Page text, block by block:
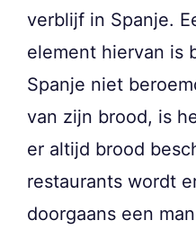
verblijf in Spanje.
element hiervan is
Spanje niet
van zijn brood, is
er altijd brood
restaurants wordt
doorgaans een